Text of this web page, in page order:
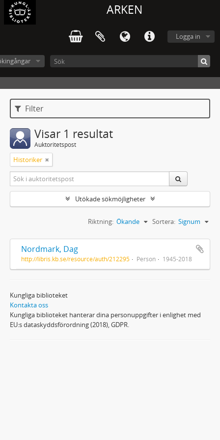
ARKEN
Logga in
Filter
Visar 1 resultat
Auktoritetspost
Historiker
Utökade sökmöjligheter
Sortera: Signum
Riktning: Ökande
Nordmark, Dag
http://libris.kb.se/resource/auth/212295 Person 1945-2018
Kungliga biblioteket
Kontakta oss
Kungliga biblioteket hanterar dina personuppgifter i enlighet med
EU:s dataskyddsförordning (2018), GDPR.